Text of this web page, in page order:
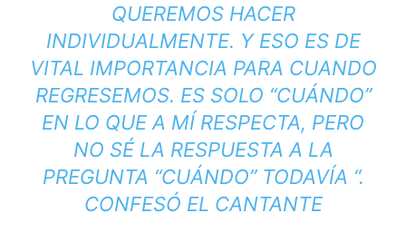
QUEREMOS HACER
INDIVIDUALMENTE. Y ESO ES DE
VITAL IMPORTANCIA PARA CUANDO
REGRESEMOS. ES SOLO “CUÁNDO”
EN LO QUE A MÍ RESPECTA, PERO
NO SÉ LA RESPUESTA A LA
PREGUNTA “CUÁNDO” TODAVÍA “.
CONFESÓ EL CANTANTE